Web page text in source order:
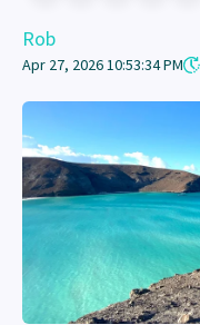
Rob
Apr 27, 2026 10:53:34 PM